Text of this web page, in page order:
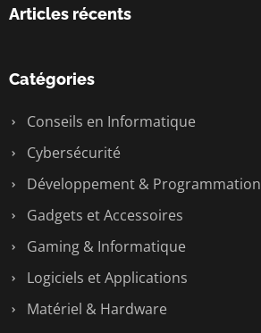
Articles récents
Catégories
Conseils en Informatique
Cybersécurité
Développement & Programmation
Gadgets et Accessoires
Gaming & Informatique
Logiciels et Applications
Matériel & Hardware